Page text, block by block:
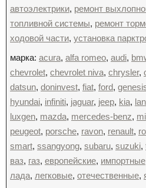
автоэлектрики, ремонт
топливной системы, ремонт
ходовой части, установка
марка: acura, alfa romeo, audi,
chevrolet, chevrolet niva, chrysler,
datsun, doninvest, fiat, ford,
hyundai, infiniti, jaguar, jeep, kia,
luxgen, mazda, mercedes-benz,
peugeot, porsche, ravon, renault,
smart, ssangyong, subaru, suzuki,
ваз, газ, европейские, импортные
лада, легковые, отечественные,